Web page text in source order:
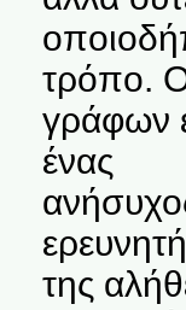
τρόπο.
γράφων
ένας
της